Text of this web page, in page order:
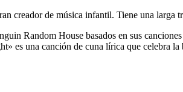
creador de música infantil. Tiene una
Random House basados en sus
es una canción de cuna lírica que celebra